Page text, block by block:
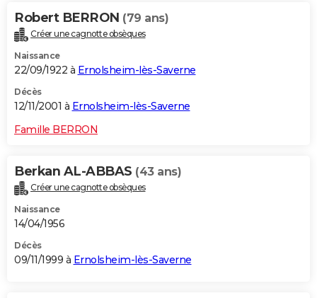
Robert BERRON (79 ans)
Créer une cagnotte obsèques
Naissance
22/09/1922 à Ernolsheim-lès-Saverne
Décès
12/11/2001 à Ernolsheim-lès-Saverne
Famille BERRON
Berkan AL-ABBAS (43 ans)
Créer une cagnotte obsèques
Naissance
14/04/1956
Décès
09/11/1999 à Ernolsheim-lès-Saverne